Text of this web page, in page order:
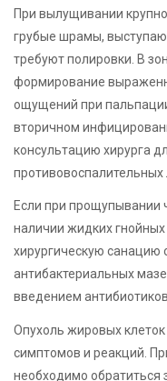
При вылущивании
грубые шрамы,
требуют полировки. В
формирование
ощущений при
вторичном
консультацию хирурга
противовоспалительных
Если при прощупывании
наличии жидких
хирургическую санацию
антибактериальных
введением
Опухоль жировых
симптомов и реакций.
необходимо